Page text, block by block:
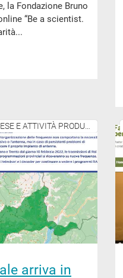
la Fondazione Bruno
“Be a scientist.
arriva in